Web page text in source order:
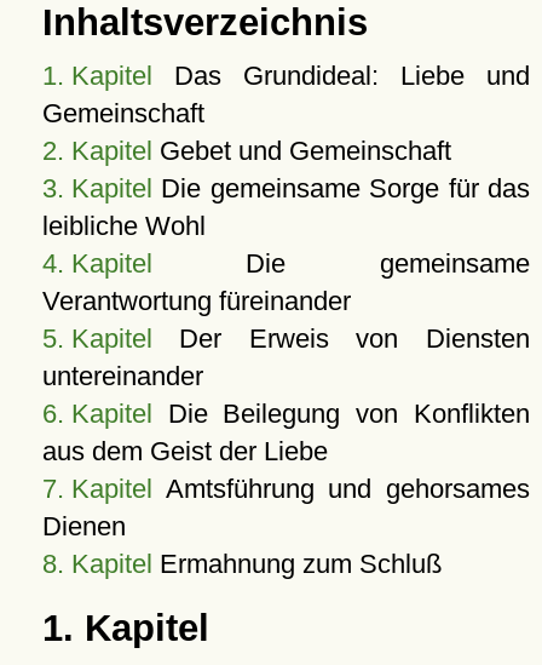
Inhaltsverzeichnis
1. Kapitel Das Grundideal: Liebe und
Gemeinschaft
2. Kapitel Gebet und Gemeinschaft
3. Kapitel Die gemeinsame Sorge für das
leibliche Wohl
4. Kapitel Die gemeinsame
Verantwortung füreinander
5. Kapitel Der Erweis von Diensten
untereinander
6. Kapitel Die Beilegung von Konflikten
aus dem Geist der Liebe
7. Kapitel Amtsführung und gehorsames
Dienen
8. Kapitel Ermahnung zum Schluß
1. Kapitel